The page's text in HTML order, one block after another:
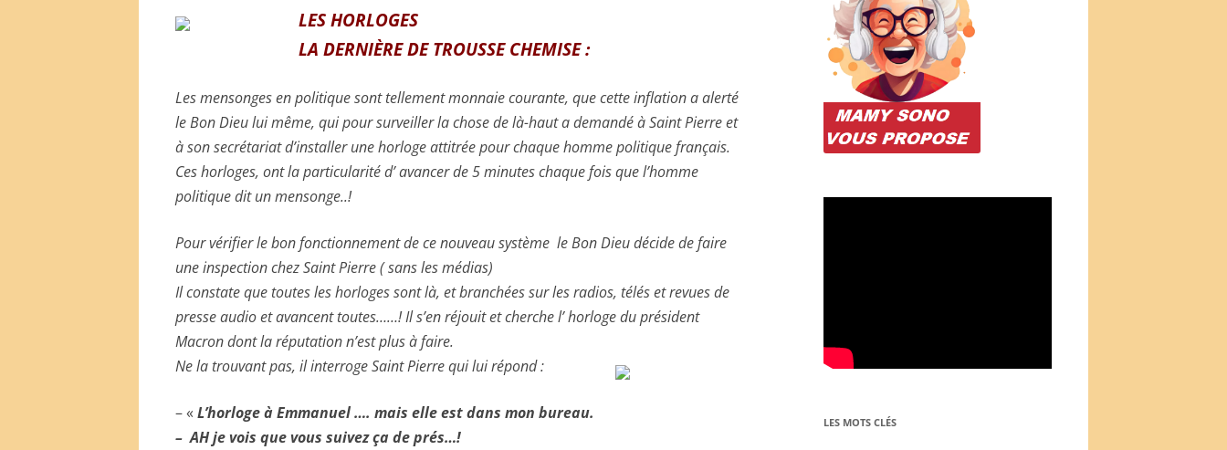
LES HORLOGES
LA DERNIÈRE DE TROUSSE CHEMISE :
Les mensonges en politique sont tellement monnaie courante, que cette inflation a alerté
le Bon Dieu lui même, qui pour surveiller la chose de là-haut a demandé à Saint Pierre et
à son secrétariat d’installer une horloge attitrée pour chaque homme politique français.
Ces horloges, ont la particularité d’ avancer de 5 minutes chaque fois que l’homme
politique dit un mensonge..!
Pour vérifier le bon fonctionnement de ce nouveau système le Bon Dieu décide de faire
une inspection chez Saint Pierre ( sans les médias)
Il constate que toutes les horloges sont là, et branchées sur les radios, télés et revues de
presse audio et avancent toutes……! Il s’en réjouit et cherche l’ horloge du président
Macron dont la réputation n’est plus à faire.
Ne la trouvant pas, il interroge Saint Pierre qui lui répond :
– « L’horloge à Emmanuel …. mais elle est dans mon bureau.
– AH je vois que vous suivez ça de prés…!
LES MOTS CLÉS